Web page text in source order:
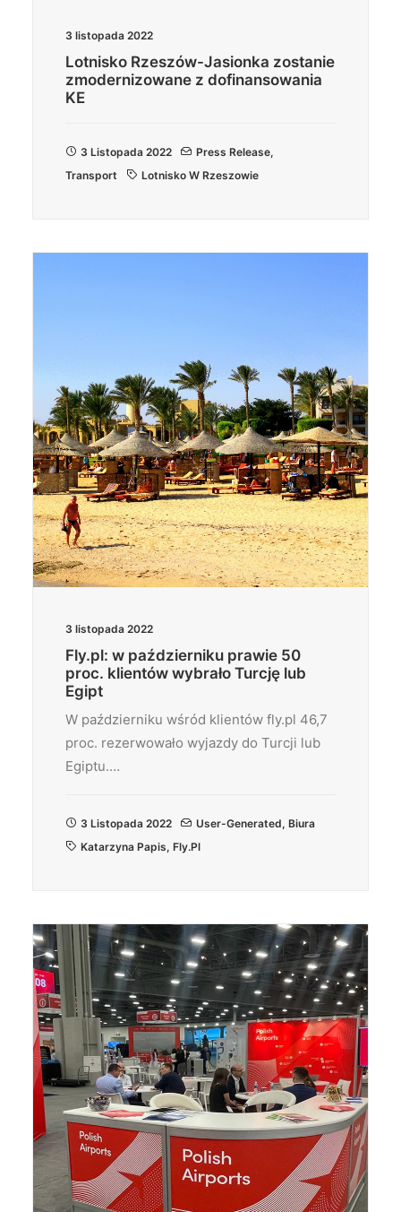
3 listopada 2022
Lotnisko Rzeszów-Jasionka zostanie
zmodernizowane z dofinansowania
KE
3 Listopada 2022 Press Release,
Transport
Lotnisko W Rzeszowie
3 listopada 2022
Fly.pl: w październiku prawie 50
proc. klientów wybrało Turcję lub
Egipt
W październiku wśród klientów fly.pl 46,7
proc. rezerwowało wyjazdy do Turcji lub
Egiptu.…
3 Listopada 2022 User-Generated, Biura
Katarzyna Papis, Fly.pl